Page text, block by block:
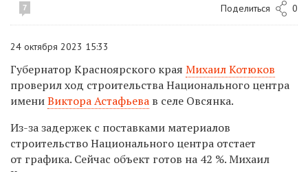
7 Поделиться 0
24 октября 2023 15:33
Губернатор Красноярского края Михаил Котюков
проверил ход строительства Национального центра
имениВиктора Астафьева в селе Овсянка.
Из-за задержек с поставками материалов
строительство Национального центра отстает
от графика. Сейчас объект готов на 42 %. Михаил